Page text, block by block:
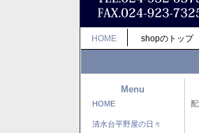
HOME shopのトップ
Menu
HOME
清水台平野屋の日々